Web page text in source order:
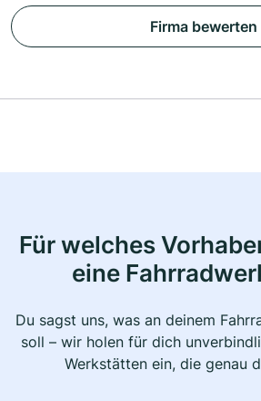
Firma bewerten
Für welches
eine
Du sagst uns, was an deinem
soll – wir holen für dich
Werkstätten ein, die genau